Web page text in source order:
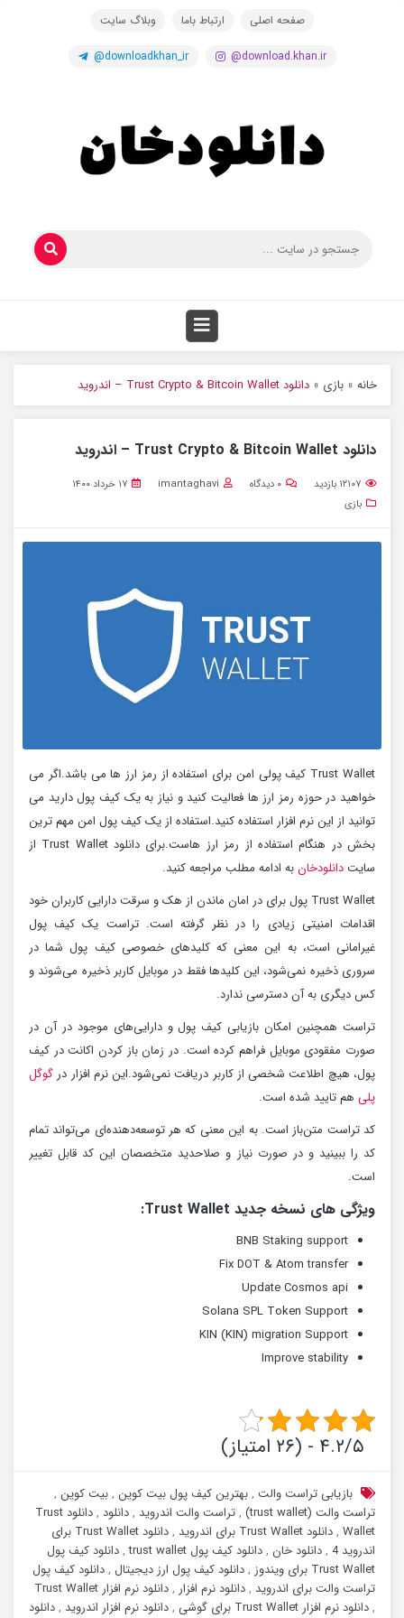
صفحه اصلی ارتباط باما وبلاگ سایت
@download.khan.ir
@downloadkhan_ir
خانه » بازی » دانلود Trust Crypto & Bitcoin Wallet – اندروید
دانلود Trust Crypto & Bitcoin Wallet – اندروید
۱۲۱۰۷ بازدید ۰ دیدگاه imantaghavi
۱۷ خرداد ۱۴۰۰
بازی
Trust Wallet کیف پولی امن برای استفاده از رمز ارز ها می باشد.اگر می
خواهید در حوزه رمز ارز ها فعالیت کنید و نیاز به یک کیف پول دارید می
توانید از این نرم افزار استفاده کنید.استفاده از یک کیف پول امن مهم ترین
بخش در هنگام استفاده از رمز ارز هاست.برای دانلود Trust Wallet از
سایتدانلودخانبه ادامه مطلب مراجعه کنید.
Trust Wallet پول برای در امان ماندن از هک و سرقت دارایی کاربران خود
اقدامات امنیتی زیادی را در نظر گرفته است. تراست یک کیف پول
غیرامانی است، به این معنی که کلیدهای خصوصی کیف پول شما در
سروری ذخیره نمی‌شود، این کلیدها فقط در موبایل کاربر ذخیره می‌شوند و
کس دیگری به آن دسترسی ندارد.
تراست همچنین امکان بازیابی کیف پول و دارایی‌های موجود در آن در
صورت مفقودی موبایل فراهم کرده است. در زمان باز کردن اکانت در کیف
پول، هیچ اطلاعت شخصی از کاربر دریافت نمی‌شود.این نرم افزار در گوگل
پلی هم تایید شده است.
کد تراست متن‌باز است. به این معنی که هر توسعه‌دهنده‌ای می‌تواند تمام
کد را ببینید و در صورت نیاز و صلاحدید متخصصان این کد قابل تغییر
است.
ویژگی های نسخه جدید Trust Wallet:
BNB Staking support
Fix DOT & Atom transfer
Update Cosmos api
Solana SPL Token Support
KIN (KIN) migration Support
Improve stability
۴.۲/۵ - (۲۶ امتیاز)
بازیابی تراست والت ,بهترین کیف پول بیت کوین ,بیت کوین ,
تراست والت (trust wallet)
,تراست والت اندروید ,دانلود ,
دانلود Trust
Wallet
,دانلود Trust Wallet برای اندروید ,
دانلود Trust Wallet برای
اندروید 4 ,دانلود خان ,دانلود کیف پول trust wallet ,دانلود کیف پول
Trust Wallet برای ویندوز
,دانلود کیف پول ارز دیجیتال ,دانلود کیف پول
تراست والت برای اندروید ,دانلود نرم افزار ,دانلود نرم افزار Trust Wallet
,دانلود نرم افزار Trust Wallet برای گوشی ,دانلود نرم افزار اندروید ,دانلود